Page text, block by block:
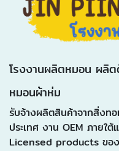
โรงงานผลิตหมอน ผลิ
หมอนผ้าห่ม
รับจ้างผลิตสินค้าจากสิ่งทอ
ประเทศ งาน OEM ภายใ
Licensed products ขอ